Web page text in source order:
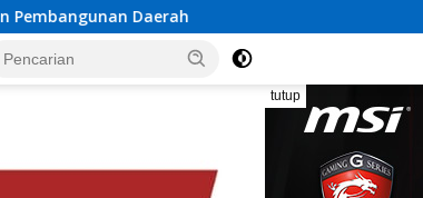
Rayakan Semangat Kemerdekaan Bersama
tutup